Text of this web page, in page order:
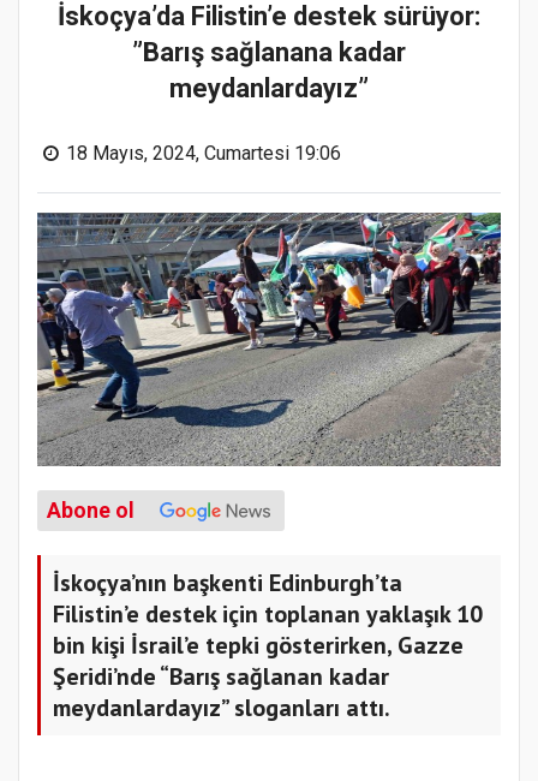
İskoçya’da Filistin’e destek sürüyor:
”Barış sağlanana kadar
meydanlardayız”
18 Mayıs, 2024, Cumartesi 19:06
Abone ol
İskoçya’nın başkenti Edinburgh’ta
Filistin’e destek için toplanan yaklaşık 10
bin kişi İsrail’e tepki gösterirken, Gazze
Şeridi’nde “Barış sağlanan kadar
meydanlardayız” sloganları attı.